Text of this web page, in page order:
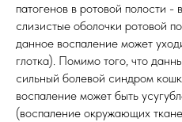
патогенов в ротовой полости -
слизистые оболочки ротовой
данное воспаление может
глотка). Помимо того, что
сильный болевой синдром
воспаление может быть
(воспаление окружающих